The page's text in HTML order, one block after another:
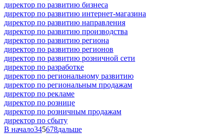
директор по развитию бизнеса
директор по развитию интернет-магазина
директор по развитию направления
директор по развитию производства
директор по развитию региона
директор по развитию регионов
директор по развитию розничной сети
директор по разработке
директор по региональному развитию
директор по региональным продажам
директор по рекламе
директор по рознице
директор по розничным продажам
директор по сбыту
В начало345678дальше